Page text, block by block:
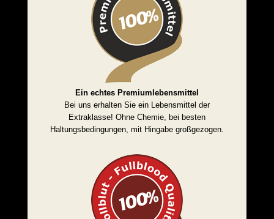
Ein echtes Premiumlebensmittel
Bei uns erhalten Sie ein Lebensmittel der
Extraklasse! Ohne Chemie, bei besten
Haltungsbedingungen, mit Hingabe großgezogen.